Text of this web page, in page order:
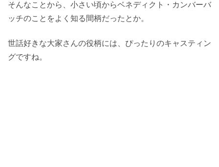
そんなことから、小さい頃からベネディクト・カンバーバ
ッチのことをよく知る間柄だったとか。
世話好きな大家さんの役柄には、ぴったりのキャスティン
グですね。